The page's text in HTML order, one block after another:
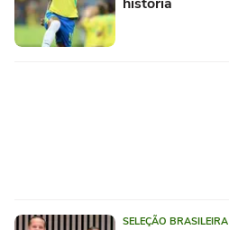
SELEÇÃO BRASILEIRA